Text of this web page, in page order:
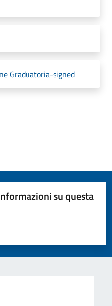
Graduatoria-signed
su questa
su 5
5